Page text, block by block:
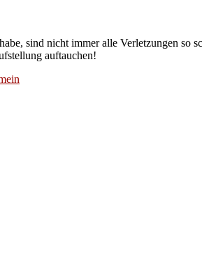
sind nicht immer alle Verletzungen so
auftauchen!